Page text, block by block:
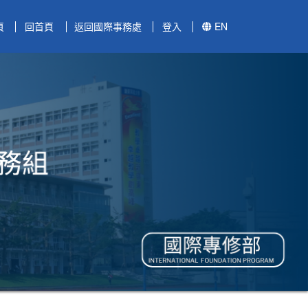
回首頁 返回國際事務處 登入 EN